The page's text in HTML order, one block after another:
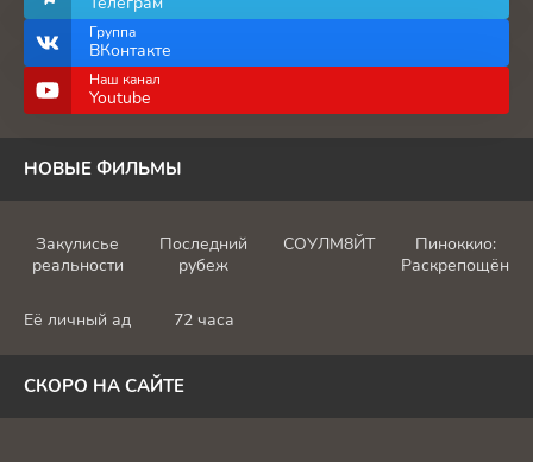
Группа
ВКонтакте
Наш канал
Youtube
НОВЫЕ ФИЛЬМЫ
Закулисье
реальности
Последний
рубеж
СОУЛМ8ЙТ
Пиноккио:
Её личный ад 72 часа
СКОРО НА САЙТЕ